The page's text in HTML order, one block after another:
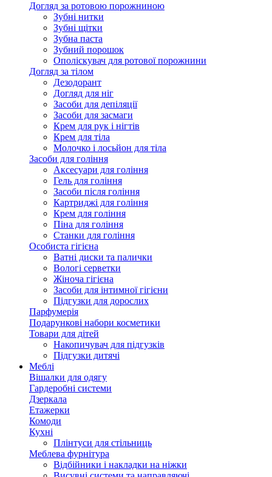
Догляд за ротовою порожниною
Зубні нитки
Зубні щітки
Зубна паста
Зубний порошок
Ополіскувач для ротової порожнини
Догляд за тілом
Дезодорант
Догляд для ніг
Засоби для депіляції
Засоби для засмаги
Крем для рук і нігтів
Крем для тіла
Молочко і лосьйон для тіла
Засоби для гоління
Аксесуари для гоління
Гель для гоління
Засоби після гоління
Картриджі для гоління
Крем для гоління
Піна для гоління
Станки для гоління
Особиста гігієна
Ватні диски та палички
Вологі серветки
Жіноча гігієна
Засоби для інтимної гігієни
Підгузки для дорослих
Парфумерія
Подарункові набори косметики
Товари для дітей
Накопичувач для підгузків
Підгузки дитячі
Меблі
Вішалки для одягу
Гардеробні системи
Дзеркала
Етажерки
Комоди
Кухні
Плінтуси для стільниць
Меблева фурнітура
Відбійники і накладки на ніжки